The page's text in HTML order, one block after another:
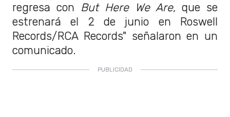
regresa con But Here We Are, que se
estrenará el 2 de junio en Roswell
Records/RCA Records" señalaron en un
comunicado.